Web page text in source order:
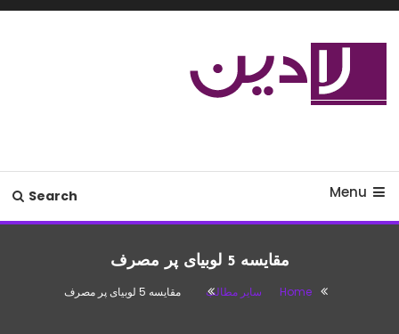
Skip
Menu
Search
مقایسه 5 لوبیای پر مصرف
Home سایر مطالب مقایسه 5 لوبیای پر مصرف